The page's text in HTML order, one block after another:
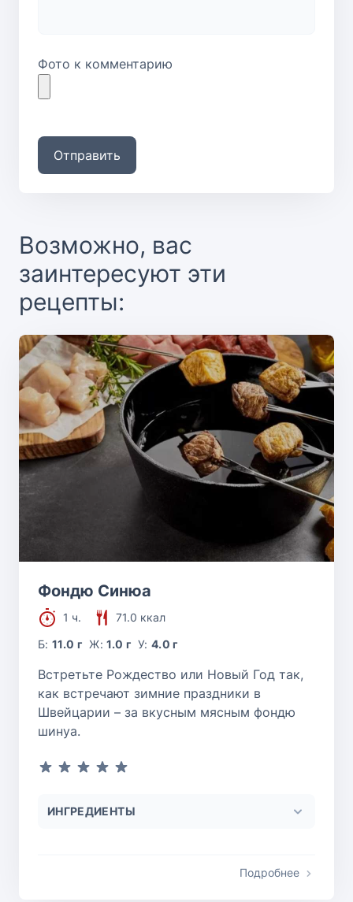
Фото к комментарию
Отправить
Возможно, вас
заинтересуют эти
рецепты:
Фондю Синюа
1 ч.
71.0 ккал
Б:11.0 г Ж:1.0 г У:4.0 г
Встретьте Рождество или Новый Год так,
как встречают зимние праздники в
Швейцарии – за вкусным мясным фондю
шинуа.
ИНГРЕДИЕНТЫ
Подробнее